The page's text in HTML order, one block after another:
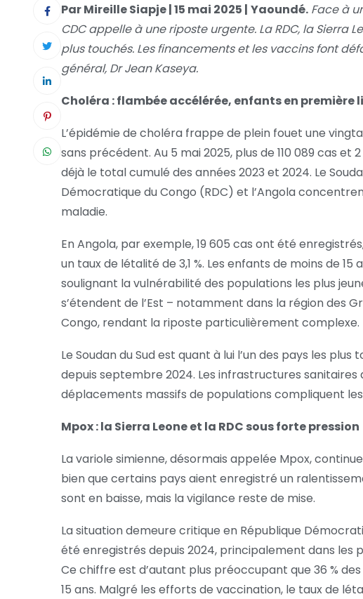
Par Mireille Siapje | 15 mai 2025 | Yaoundé. Face à
CDC appelle à une riposte urgente. La RDC, la Sierra
plus touchés. Les financements et les vaccins font
général, Dr Jean Kaseya.
Choléra : flambée accélérée, enfants en première
L’épidémie de choléra frappe de plein fouet une
sans précédent. Au 5 mai 2025, plus de 110 089 cas
déjà le total cumulé des années 2023 et 2024. Le
Démocratique du Congo (RDC) et l’Angola
maladie.
En Angola, par exemple, 19 605 cas ont été
un taux de létalité de 3,1 %. Les enfants de moins de
soulignant la vulnérabilité des populations les plus
s’étendent de l’Est – notamment dans la région des
Congo, rendant la riposte particulièrement complexe.
Le Soudan du Sud est quant à lui l’un des pays les
depuis septembre 2024. Les infrastructures
déplacements massifs de populations compliquent
Mpox : la Sierra Leone et la RDC sous forte pression
La variole simienne, désormais appelée Mpox,
bien que certains pays aient enregistré un
sont en baisse, mais la vigilance reste de mise.
La situation demeure critique en République
été enregistrés depuis 2024, principalement dans les
Ce chiffre est d’autant plus préoccupant que 36 %
15 ans. Malgré les efforts de vaccination, le taux de